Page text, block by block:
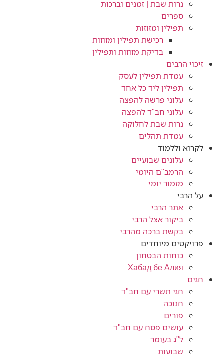
נרות שבת | זמנים וברכות
ספרים
תפילין ומזוזות
רכישת תפילין ומזוזות
בדיקת מזוזות ותפילין
זיכוי הרבים
עמדת תפילין לעסק
תפילין ליד כל אחד
עלוני פרשה להפצה
עלוני חב"ד להפצה
נרות שבת לחלוקה
עמדת תהלים
לקרוא וללמוד
עלונים שבועיים
הרמב"ם היומי
מזמור יומי
על הרבי
אתר הרבי
ביקור אצל הרבי
בקשת ברכה מהרבי
פרויקטים מיוחדים
כוחות הבטחון
Хабад бе Алия
חגים
חגי תשרי עם חב"ד
חנוכה
פורים
עושים פסח עם חב"ד
ל"ג בעומר
שבועות